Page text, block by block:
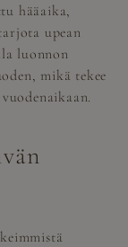
hääaika,
upean
luonnon
mikä tekee